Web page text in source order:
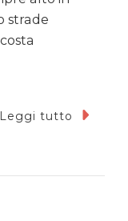
strade
Leggi tutto